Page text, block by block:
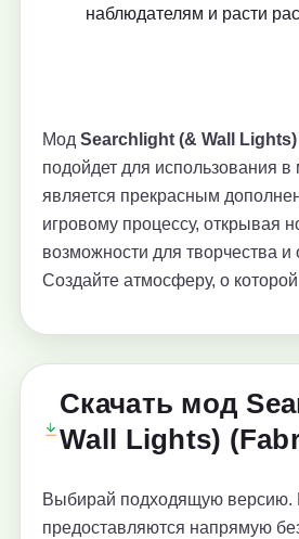
наблюдателям и расти
Мод Searchlight (& Wall Lights)
подойдет для использования в
является прекрасным
игровому процессу, открывая
возможности для творчества
Создайте атмосферу, о
Скачать мод
Wall Lights)
Выбирай подходящую
предоставляются напрямую